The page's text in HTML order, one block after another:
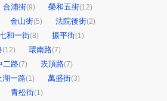
合浦街(9) 榮和五街(12)
金山街(5) 法院後街(2)
和一街(8) 振平街(1)
(12) 環南路(7)
二路(7) 崁頂路(7)
湖一路(1) 萬盛街(3)
青松街(1)